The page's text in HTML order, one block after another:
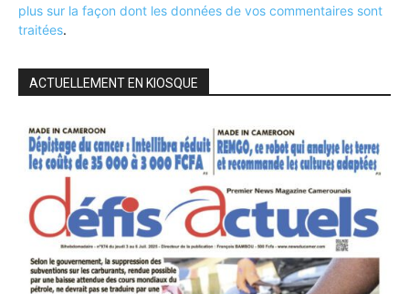
plus sur la façon dont les données de vos commentaires sont
traitées.
ACTUELLEMENT EN KIOSQUE